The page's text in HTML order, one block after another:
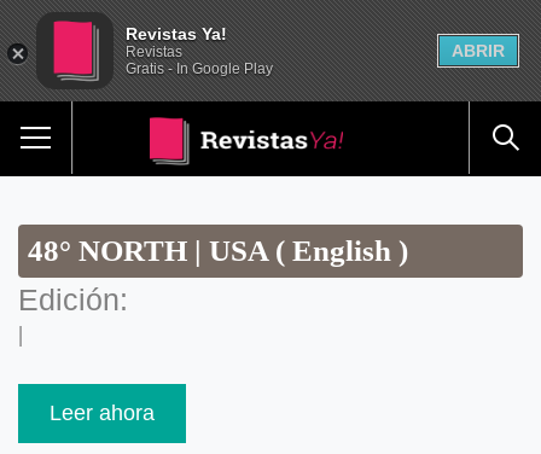
48° NORTH | USA ( English )
Edición:
|
Leer ahora
Revistas Ya!
Revistas
Gratis - In Google Play
ABRIR